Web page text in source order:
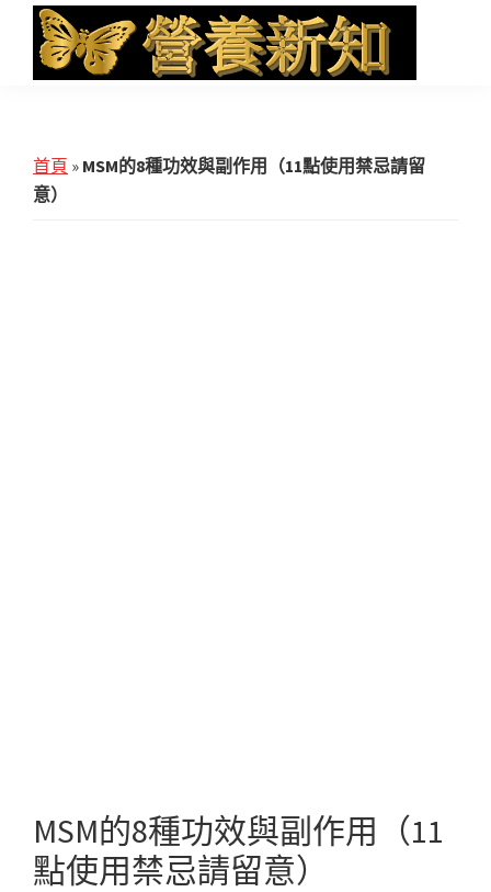
main
primary
footer
知
and
iHerb
首頁 » MSM的8種功效與副作用（11點使用禁忌請留
意）
MSM的8種功效與副作用（11
點使用禁忌請留意）